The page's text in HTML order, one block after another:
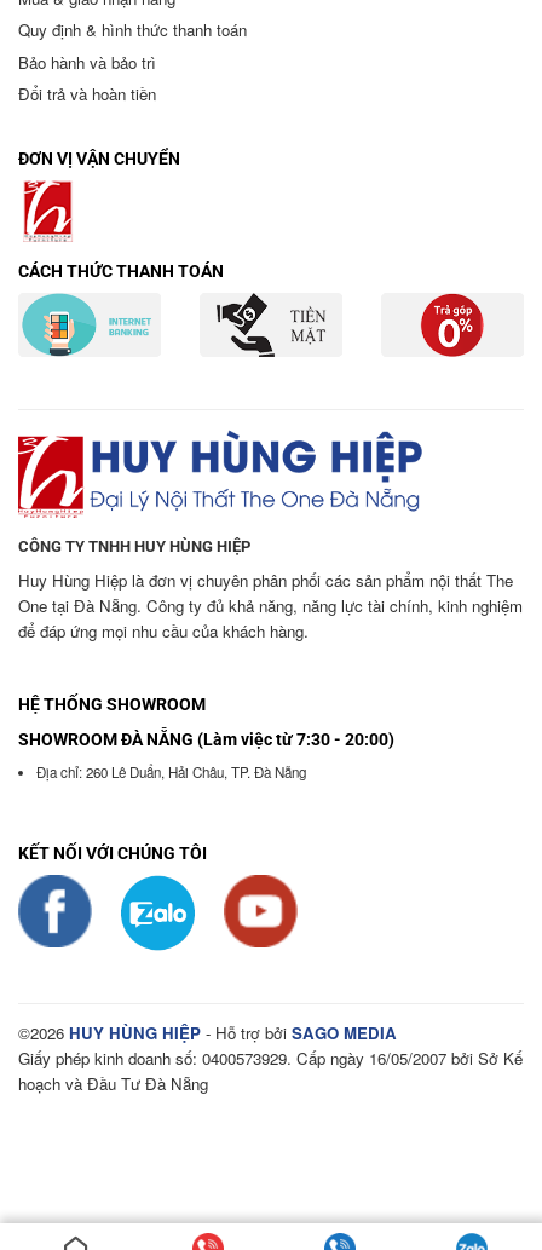
Quy định & hình thức thanh toán
Bảo hành và bảo trì
Đổi trả và hoàn tiền
ĐƠN VỊ VẬN CHUYỂN
CÁCH THỨC THANH TOÁN
CÔNG TY TNHH HUY HÙNG HIỆP
Huy Hùng Hiệp là đơn vị chuyên phân phối các sản phẩm nội thất The
One tại Đà Nẵng. Công ty đủ khả năng, năng lực tài chính, kinh nghiệm
để đáp ứng mọi nhu cầu của khách hàng.
HỆ THỐNG SHOWROOM
SHOWROOM ĐÀ NẴNG (Làm việc từ 7:30 - 20:00)
Địa chỉ: 260 Lê Duẩn, Hải Châu, TP. Đà Nẵng
KẾT NỐI VỚI CHÚNG TÔI
©2026 HUY HÙNG HIỆP - Hỗ trợ bởi SAGO MEDIA
Giấy phép kinh doanh số: 0400573929. Cấp ngày 16/05/2007 bởi Sở Kế
hoạch và Đầu Tư Đà Nẵng